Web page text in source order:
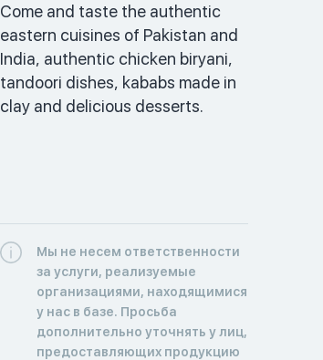
Come and taste the authentic
eastern cuisines of Pakistan and
India, authentic chicken biryani,
tandoori dishes, kababs made in
clay and delicious desserts.
Мы не несем ответственности
за услуги, реализуемые
организациями, находящимися
у нас в базе. Просьба
дополнительно уточнять у лиц,
предоставляющих продукцию